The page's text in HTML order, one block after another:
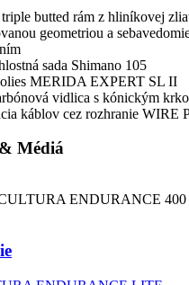
butted rám z hliníkovej
geometriou a
sada Shimano 105
MERIDA EXPERT SL II
vidlica s kónickým
káblov cez rozhranie WIRE
Médiá
ENDURANCE 400